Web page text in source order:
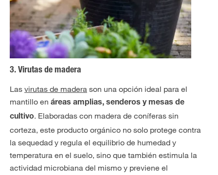
3. Virutas de madera
Las virutas de madera son una opción ideal para el
mantillo en áreas amplias, senderos y mesas de
cultivo. Elaboradas con madera de coníferas sin
corteza, este producto orgánico no solo protege contra
la sequedad y regula el equilibrio de humedad y
temperatura en el suelo, sino que también estimula la
actividad microbiana del mismo y previene el